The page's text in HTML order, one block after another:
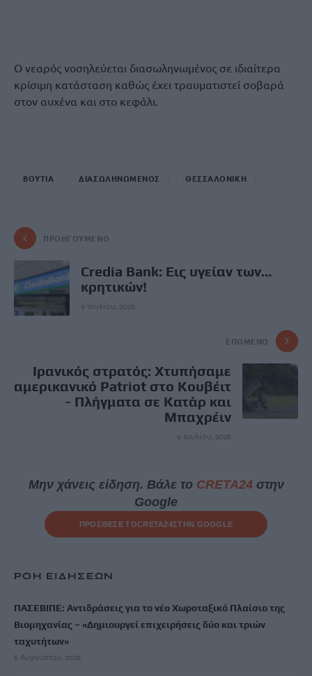
Ο νεαρός νοσηλεύεται διασωληνωμένος σε ιδιαίτερα
κρίσιμη κατάσταση καθώς έχει τραυματιστεί σοβαρά
στον αυχένα και στο κεφάλι.
ΒΟΥΤΙΑ ΔΙΑΣΩΛΗΝΩΜΕΝΟΣ ΘΕΣΣΑΛΟΝΙΚΗ
ΠΡΟΗΓΟΎΜΕΝΟ
Credia Bank: Εις υγείαν των…
κρητικών!
9 Ιουλίου, 2026
ΕΠΌΜΕΝΟ
Ιρανικός στρατός: Χτυπήσαμε
αμερικανικό Patriot στο Κουβέιτ
- Πλήγματα σε Κατάρ και
Μπαχρέιν
9 Ιουλίου, 2026
Μην χάνεις είδηση. Βάλε το CRETA24στην
Google
ΠΡΟΣΘΕΣΕ ΤΟCRETA24ΣΤΗΝ GOOGLE
ΡΟΗ ΕΙΔΗΣΕΩΝ
ΠΑΣΕΒΙΠΕ: Αντιδράσεις για το νέο Χωροταξικό Πλαίσιο της
Βιομηχανίας – «Δημιουργεί επιχειρήσεις δύο και τριών
ταχυτήτων»
6 Αυγούστου, 2026